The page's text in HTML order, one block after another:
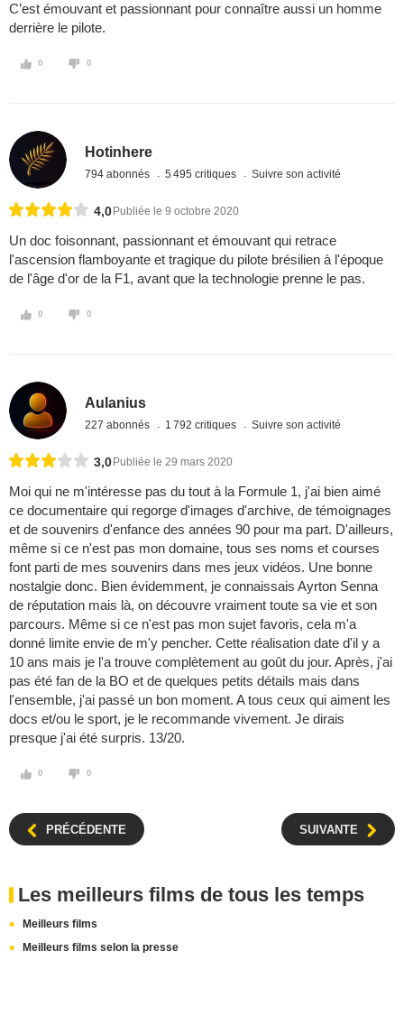
C’est émouvant et passionnant pour connaître aussi un homme
derrière le pilote.
0 0
Hotinhere
794 abonnés 5 495 critiques Suivre son activité
4,0 Publiée le 9 octobre 2020
Un doc foisonnant, passionnant et émouvant qui retrace
l'ascension flamboyante et tragique du pilote brésilien à l'époque
de l'âge d'or de la F1, avant que la technologie prenne le pas.
0 0
Aulanius
227 abonnés 1 792 critiques Suivre son activité
3,0 Publiée le 29 mars 2020
Moi qui ne m'intéresse pas du tout à la Formule 1, j'ai bien aimé
ce documentaire qui regorge d'images d'archive, de témoignages
et de souvenirs d'enfance des années 90 pour ma part. D'ailleurs,
même si ce n'est pas mon domaine, tous ses noms et courses
font parti de mes souvenirs dans mes jeux vidéos. Une bonne
nostalgie donc. Bien évidemment, je connaissais Ayrton Senna
de réputation mais là, on découvre vraiment toute sa vie et son
parcours. Même si ce n'est pas mon sujet favoris, cela m'a
donné limite envie de m'y pencher. Cette réalisation date d'il y a
10 ans mais je l'a trouve complètement au goût du jour. Après, j'ai
pas été fan de la BO et de quelques petits détails mais dans
l'ensemble, j'ai passé un bon moment. A tous ceux qui aiment les
docs et/ou le sport, je le recommande vivement. Je dirais
presque j'ai été surpris. 13/20.
0 0
PRÉCÉDENTE SUIVANTE
Les meilleurs films de tous les temps
Meilleurs films
Meilleurs films selon la presse